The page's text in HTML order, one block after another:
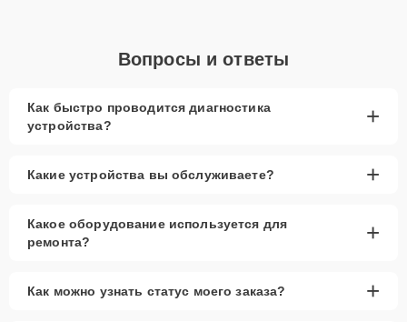
Вопросы и ответы
Как быстро проводится диагностика
устройства?
+
Какие устройства вы обслуживаете? +
Какое оборудование используется для
ремонта?
+
Как можно узнать статус моего заказа? +